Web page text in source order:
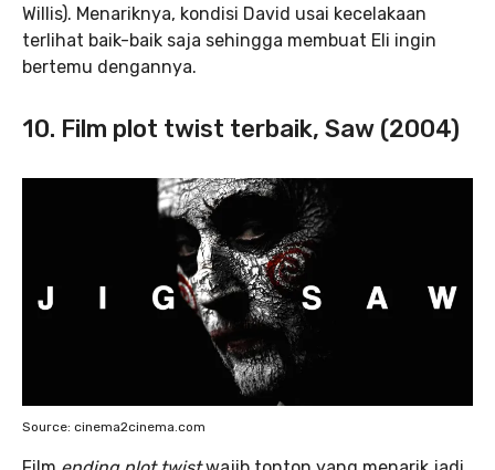
Willis). Menariknya, kondisi David usai kecelakaan
terlihat baik-baik saja sehingga membuat Eli ingin
bertemu dengannya.
10. Film plot twist terbaik, Saw (2004)
Source: cinema2cinema.com